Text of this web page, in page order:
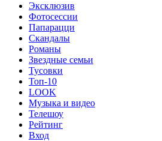
Эксклюзив
Фотосессии
Папарацци
Скандалы
Романы
Звездные семьи
Тусовки
Топ-10
LOOK
Музыка и видео
Телешоу
Рейтинг
Вход